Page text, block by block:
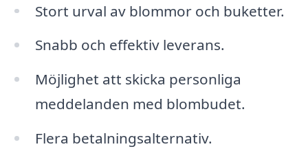
Stort urval av blommor och buketter.
Snabb och effektiv leverans.
Möjlighet att skicka personliga
meddelanden med blombudet.
Flera betalningsalternativ.